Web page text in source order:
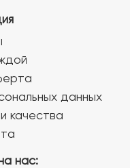
данных
качества
нас: